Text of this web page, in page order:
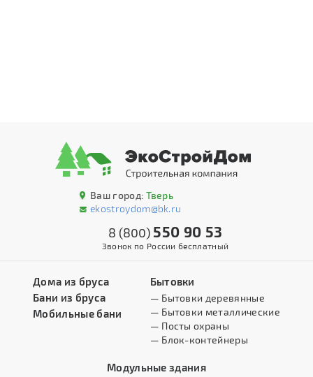
Ваш город: Тверь
ekostroydom@bk.ru
8 (800) 550 90 53
Звонок по России бесплатный
Дома из бруса
Бани из бруса
Мобильные бани
Бытовки
— Бытовки деревянные
— Бытовки металлические
— Посты охраны
— Блок-контейнеры
Модульные здания